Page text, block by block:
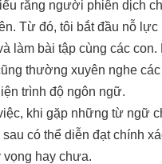
rằng người phiên dịch
Từ đó, tôi bắt đầu nỗ
làm bài tập cùng các
thường xuyên nghe
trình độ ngôn ngữ.
khi gặp những từ ngữ
sau có thể diễn đạt chính
hay chưa.